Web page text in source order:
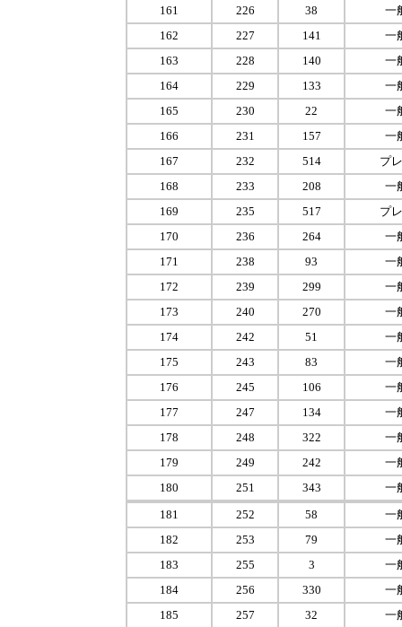
161
226 38
一
162
227 141
一
163
228 140
一
164
229 133
一
165
230 22
一
166
231 157
一
167
232 514
プ
168
233 208
一
169
235 517
プ
170
236 264
一
171
238 93
一
172
239 299
一
173
240 270
一
174
242 51
一
175
243 83
一
176
245 106
一
177
247 134
一
178
248 322
一
179
249 242
一
180
251 343
一
181
252 58
一
182
253 79
一
183
255 3
一
184
256 330
一
185
257 32
一